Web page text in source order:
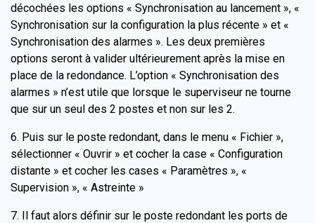
décochées les options « Synchronisation au lancement », «
Synchronisation sur la configuration la plus récente » et «
Synchronisation des alarmes ». Les deux premières
options seront à valider ultérieurement après la mise en
place de la redondance. L’option « Synchronisation des
alarmes » n’est utile que lorsque le superviseur ne tourne
que sur un seul des 2 postes et non sur les 2.
6. Puis sur le poste redondant, dans le menu « Fichier »,
sélectionner « Ouvrir » et cocher la case « Configuration
distante » et cocher les cases « Paramètres », «
Supervision », « Astreinte »
7. Il faut alors définir sur le poste redondant les ports de